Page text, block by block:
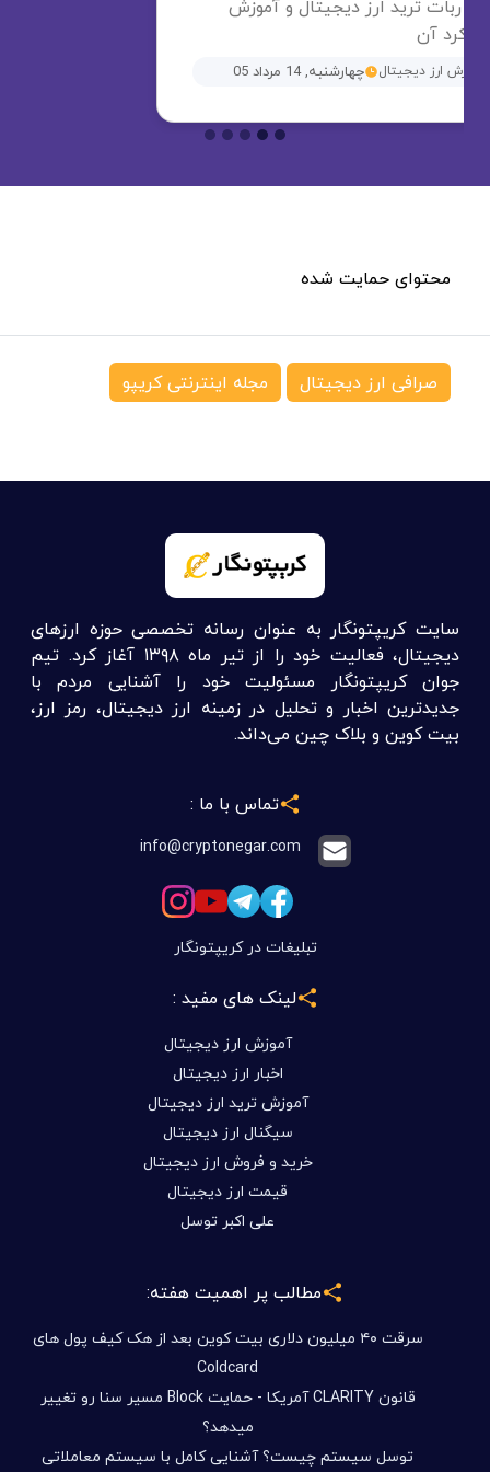
صرافی ارز دیجیتال مجله اینترنتی کریپو
دیجیتال، فعالیت خود را از تیر ماه ۱۳۹۸ آغاز کرد. تیم
جوان کریپتونگار مسئولیت خود را آشنایی مردم با
جدیدترین اخبار و تحلیل در زمینه ارز دیجیتال، رمز ارز،
info@cryptonegar.com
تبلیغات در کریپتونگار
لینک های مفید :
آموزش ارز دیجیتال
آموزش ترید ارز دیجیتال
سیگنال ارز دیجیتال
خرید و فروش ارز دیجیتال
قیمت ارز دیجیتال
علی اکبر توسل
مطالب پر اهمیت هفته:
Coldcard
میدهد؟
توسل سیستم چیست؟ آشنایی کامل با سیستم معاملاتی
هوشمند T.S در بیتکس روم
بازی تازه DOGE شروع شد
فرصت های سرمایه گذاری در بیتکس روم بدون دغدغه تحریم